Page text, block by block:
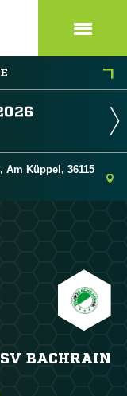
Am Küppel, 36115
BACHRAIN